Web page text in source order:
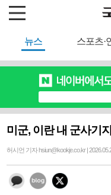
뉴스 스포츠·
미군, 이란 내 군사기
허시언 기자 hsiun@kookje.co.kr |